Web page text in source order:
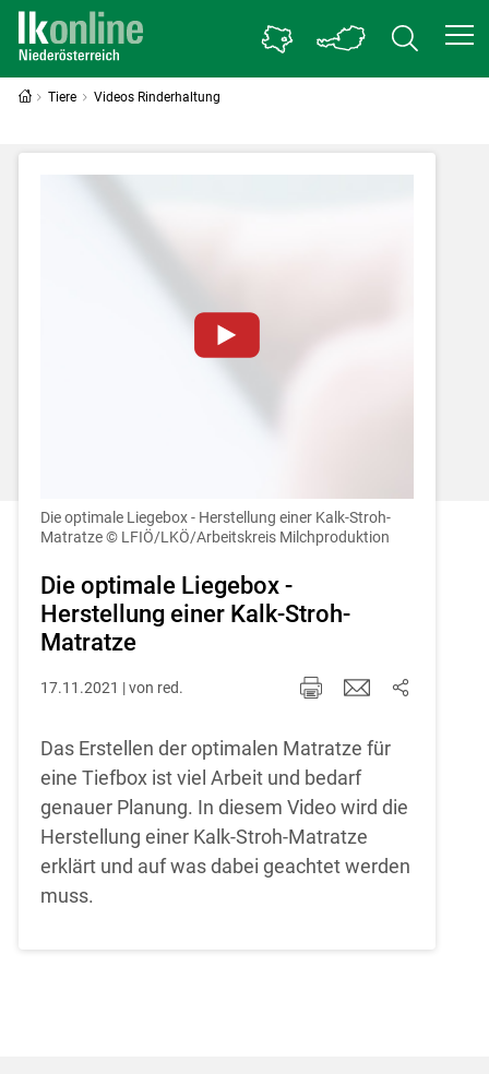
Tiere Videos Rinderhaltung
Einstellungen jederzeit einsehen und
korrigieren
Akzeptieren
Die optimale Liegebox - Herstellung einer Kalk-Stroh-
Matratze © LFIÖ/LKÖ/Arbeitskreis Milchproduktion
Die optimale Liegebox -
Herstellung einer Kalk-Stroh-
Matratze
17.11.2021 | von red.
Das Erstellen der optimalen Matratze für
eine Tiefbox ist viel Arbeit und bedarf
genauer Planung. In diesem Video wird die
Herstellung einer Kalk-Stroh-Matratze
erklärt und auf was dabei geachtet werden
muss.